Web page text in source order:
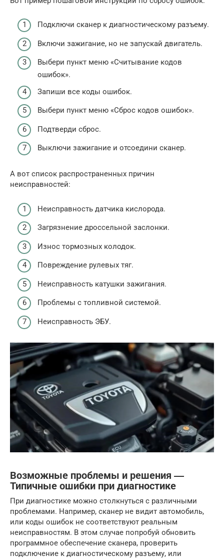
Подключи сканер к диагностическому разъему.
Включи зажигание, но не запускай двигатель.
Выбери пункт меню «Считывание кодов
ошибок».
Запиши все коды ошибок.
Выбери пункт меню «Сброс кодов ошибок».
Подтверди сброс.
Выключи зажигание и отсоедини сканер.
А вот список распространенных причин
неисправностей:
Неисправность датчика кислорода.
Загрязнение дроссельной заслонки.
Износ тормозных колодок.
Повреждение рулевых тяг.
Неисправность катушки зажигания.
Проблемы с топливной системой.
Неисправность ЭБУ.
Возможные проблемы и решения ―
Типичные ошибки при диагностике
При диагностике можно столкнуться с различными
проблемами. Например, сканер не видит автомобиль,
или коды ошибок не соответствуют реальным
неисправностям. В этом случае попробуй обновить
программное обеспечение сканера, проверить
подключение к диагностическому разъему, или